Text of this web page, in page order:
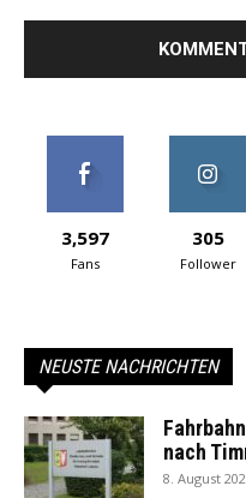
3,597
Fans
305
Follower
NEUSTE NACHRICHTEN
nach
8. August